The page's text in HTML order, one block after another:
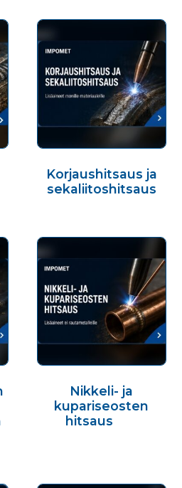
Korjaushitsaus ja
sekaliitoshitsaus
Nikkeli- ja
kupariseosten
hitsaus